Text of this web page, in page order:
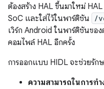
ต้องสร้าง HAL ขึ้นมาใหม่
SoC และใส่ไว้ในพาร์ติชัน
/
เวิร์ก Android ในพาร์ติชันขอ
คอมไพล์ HAL อีกครั้ง
การออกแบบ HIDL จะช่วยรัก
ความสามารถในการท